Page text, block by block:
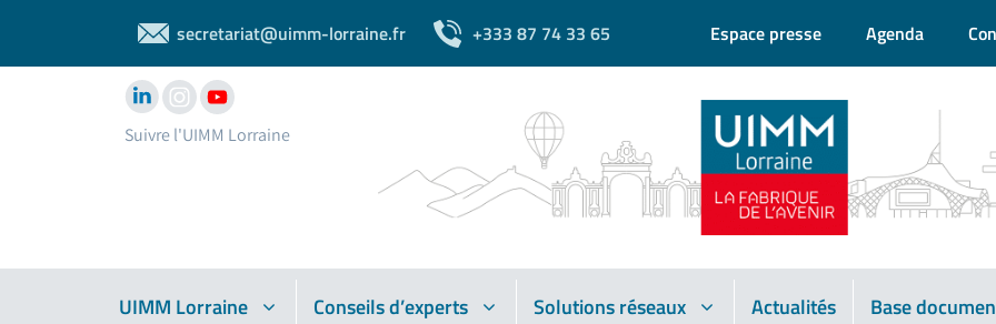
secretariat@uimm-lorraine.fr +333 87 74 33 65 Espace presse Agenda
Suivre l'UIMM Lorraine
UIMM Lorraine Conseils d’experts Solutions réseaux Actualités Base